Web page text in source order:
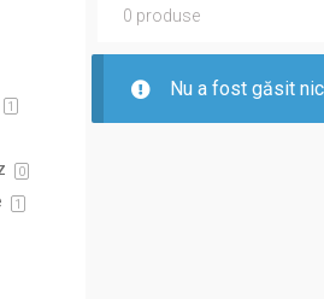
0 produse
Nu a fost găsit
1
0
1